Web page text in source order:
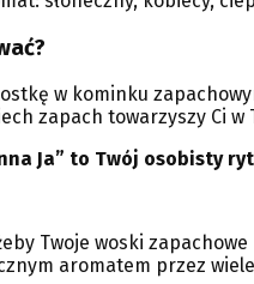
w kominku
zapach towarzyszy Ci w
Ja” to Twój osobisty
Twoje woski
aromatem przez